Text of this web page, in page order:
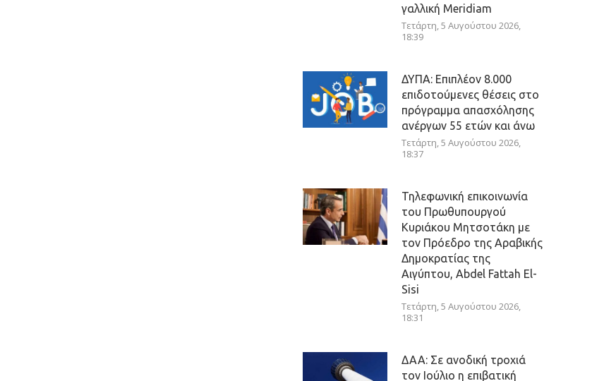
γαλλική Meridiam
Τετάρτη, 5 Αυγούστου 2026,
18:39
ΔΥΠΑ: Επιπλέον 8.000
επιδοτούμενες θέσεις στο
πρόγραμμα απασχόλησης
ανέργων 55 ετών και άνω
Τετάρτη, 5 Αυγούστου 2026,
18:37
Τηλεφωνική επικοινωνία
του Πρωθυπουργού
Κυριάκου Μητσοτάκη με
τον Πρόεδρο της Αραβικής
Δημοκρατίας της
Αιγύπτου, Abdel Fattah El-
Sisi
Τετάρτη, 5 Αυγούστου 2026,
18:31
ΔΑΑ: Σε ανοδική τροχιά
τον Ιούλιο η επιβατική